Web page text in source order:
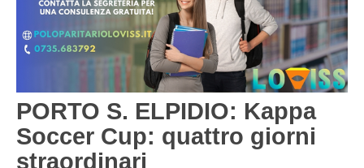
GIOVANILI
PORTO S. ELPIDIO: Kappa
Soccer Cup: quattro giorni
straordinari